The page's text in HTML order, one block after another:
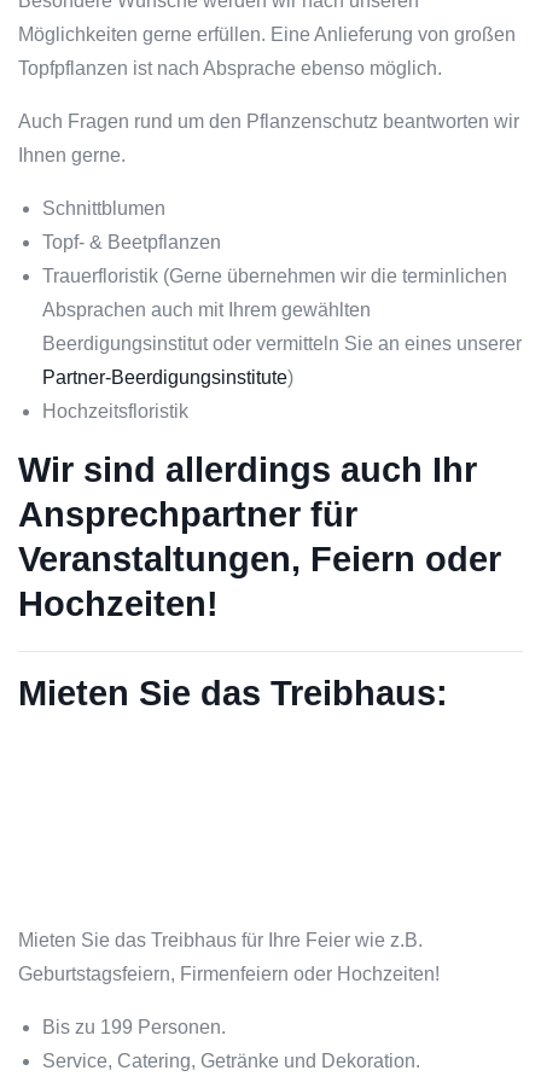
Möglichkeiten gerne erfüllen. Eine Anlieferung von großen
Topfpflanzen ist nach Absprache ebenso möglich.
Auch Fragen rund um den Pflanzenschutz beantworten wir
Ihnen gerne.
Schnittblumen
Topf- & Beetpflanzen
Trauerfloristik (Gerne übernehmen wir die terminlichen
Absprachen auch mit Ihrem gewählten
Beerdigungsinstitut oder vermitteln Sie an eines unserer
Partner-Beerdigungsinstitute)
Hochzeitsfloristik
Wir sind allerdings auch Ihr
Ansprechpartner für
Veranstaltungen, Feiern oder
Hochzeiten!
Mieten Sie das Treibhaus:
Mieten Sie das Treibhaus für Ihre Feier wie z.B.
Geburtstagsfeiern, Firmenfeiern oder Hochzeiten!
Bis zu 199 Personen.
Service, Catering, Getränke und Dekoration.